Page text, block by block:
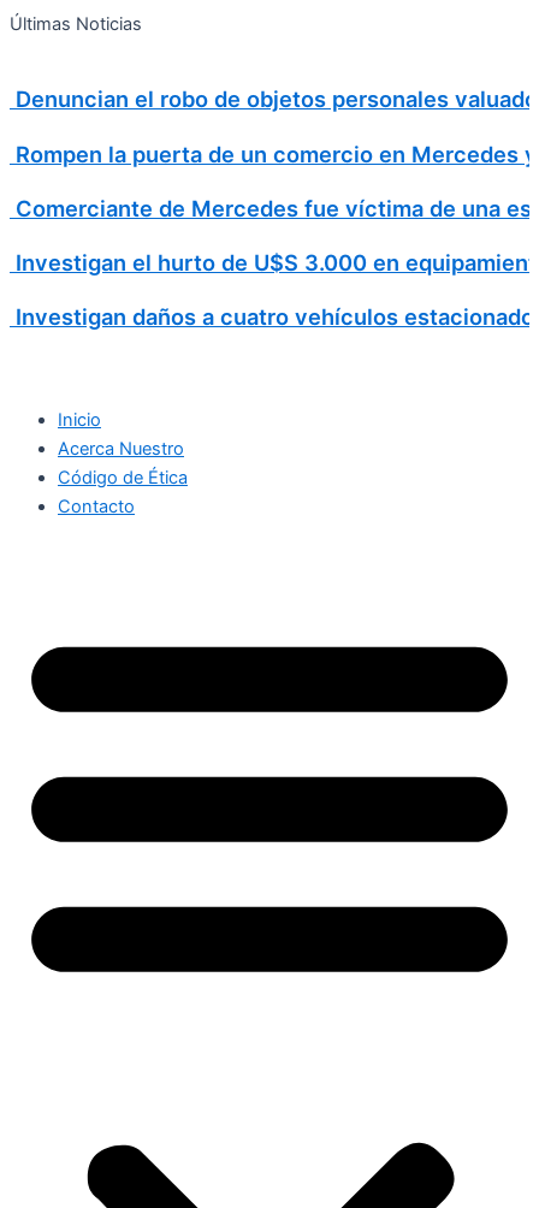
Ir
Últimas Noticias
Denuncian el robo de objetos personales
Rompen la puerta de un comercio en Mercedes
Comerciante de Mercedes fue víctima de una
Investigan el hurto de U$S 3.000 en
Investigan daños a cuatro vehículos
Inicio
Acerca Nuestro
Código de Ética
Contacto
Search